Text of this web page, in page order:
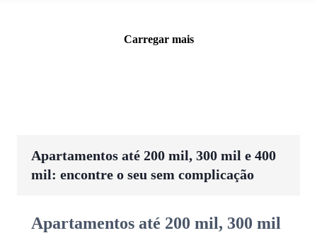
Carregar mais
Apartamentos até 200 mil, 300 mil e 400
mil: encontre o seu sem complicação
Apartamentos até 200 mil, 300 mil